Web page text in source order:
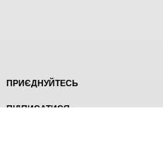
ПРИЄДНУЙТЕСЬ
ПІДПИСАТИСЯ